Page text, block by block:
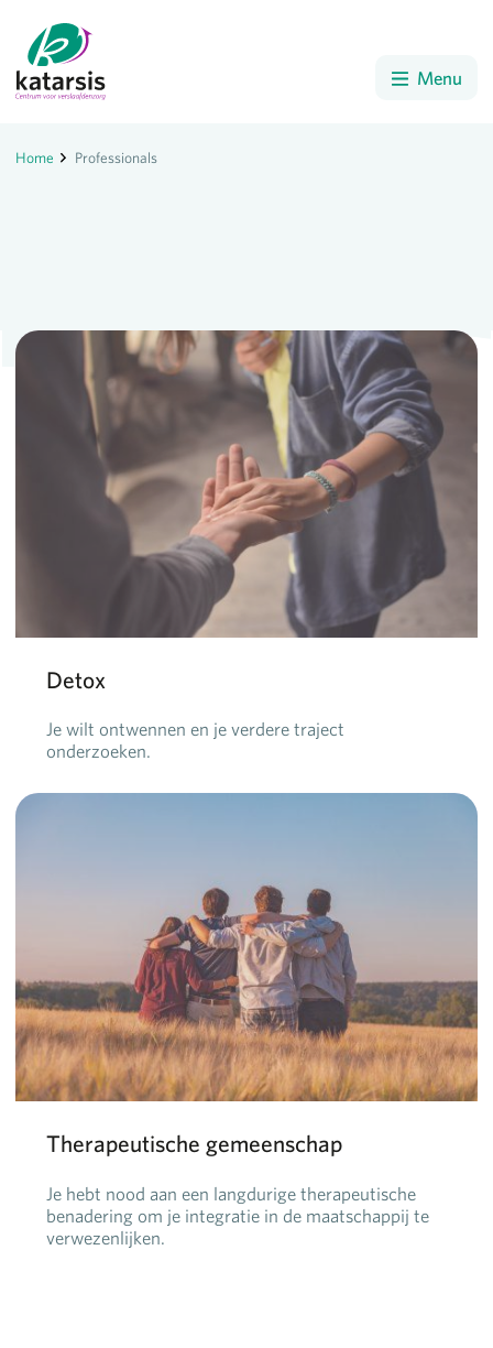
Menu
Home Professionals
Detox
Je wilt ontwennen en je verdere traject
onderzoeken.
Therapeutische gemeenschap
Je hebt nood aan een langdurige therapeutische
benadering om je integratie in de maatschappij te
verwezenlijken.